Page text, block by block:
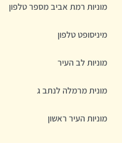
מוניות רמת אביב מספר טלפון
מיניסופט טלפון
מוניות לב העיר
מונית מרמלה לנתב ג
מוניות העיר ראשון